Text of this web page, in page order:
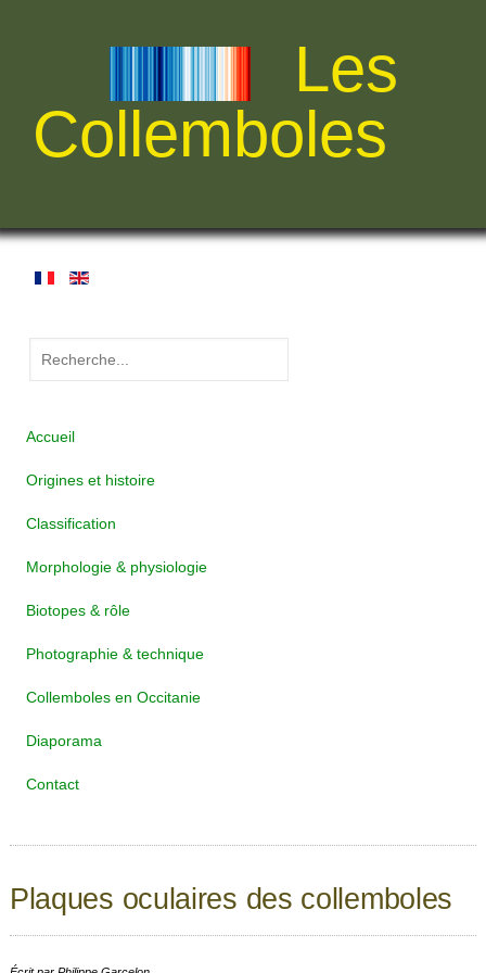
Les
Collemboles
Accueil
Origines et histoire
Classification
Morphologie & physiologie
Biotopes & rôle
Photographie & technique
Collemboles en Occitanie
Diaporama
Contact
Plaques oculaires des collemboles